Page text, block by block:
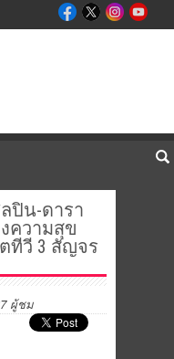
ปิน-ดารา
ความสุข
ทีวี 3 สัญจร
ผู้ชม